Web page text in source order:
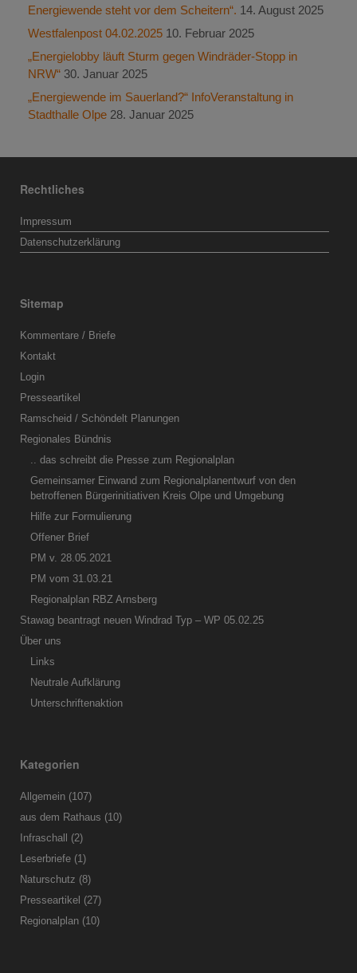
Energiewende steht vor dem Scheitern“. 14. August 2025
Westfalenpost 04.02.2025 10. Februar 2025
„Energielobby läuft Sturm gegen Windräder-Stopp in
NRW“ 30. Januar 2025
„Energiewende im Sauerland?“ InfoVeranstaltung in
Stadthalle Olpe 28. Januar 2025
Rechtliches
Impressum
Datenschutzerklärung
Sitemap
Kommentare / Briefe
Kontakt
Login
Presseartikel
Ramscheid / Schöndelt Planungen
Regionales Bündnis
.. das schreibt die Presse zum Regionalplan
Gemeinsamer Einwand zum Regionalplanentwurf von den
betroffenen Bürgerinitiativen Kreis Olpe und Umgebung
Hilfe zur Formulierung
Offener Brief
PM v. 28.05.2021
PM vom 31.03.21
Regionalplan RBZ Arnsberg
Stawag beantragt neuen Windrad Typ – WP 05.02.25
Über uns
Links
Neutrale Aufklärung
Unterschriftenaktion
Kategorien
Allgemein (107)
aus dem Rathaus (10)
Infraschall
(2)
Leserbriefe (1)
Naturschutz (8)
Presseartikel (27)
Regionalplan (10)